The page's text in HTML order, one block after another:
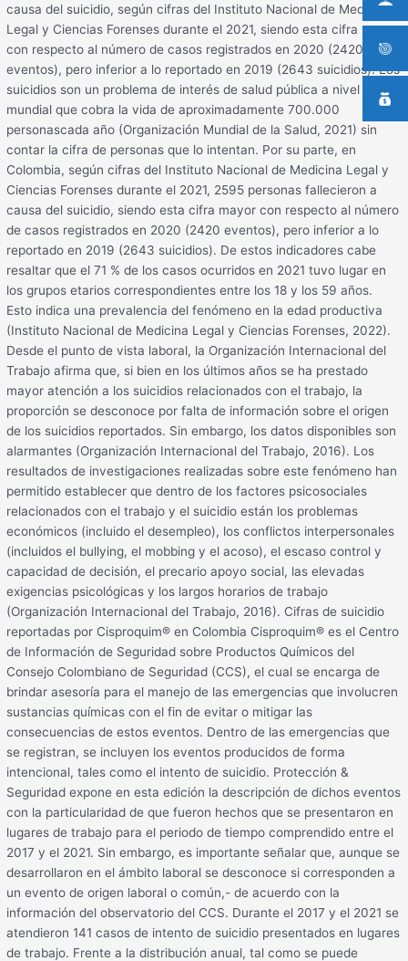
causa del suicidio, según cifras del Instituto Nacional de Medicina
Legal y Ciencias Forenses durante el 2021, siendo esta cifra mayor
con respecto al número de casos registrados en 2020 (2420
eventos), pero inferior a lo reportado en 2019 (2643 suicidios). Los
suicidios son un problema de interés de salud pública a nivel
mundial que cobra la vida de aproximadamente 700.000
personascada año (Organización Mundial de la Salud, 2021) sin
contar la cifra de personas que lo intentan. Por su parte, en
Colombia, según cifras del Instituto Nacional de Medicina Legal y
Ciencias Forenses durante el 2021, 2595 personas fallecieron a
causa del suicidio, siendo esta cifra mayor con respecto al número
de casos registrados en 2020 (2420 eventos), pero inferior a lo
reportado en 2019 (2643 suicidios). De estos indicadores cabe
resaltar que el 71 % de los casos ocurridos en 2021 tuvo lugar en
los grupos etarios correspondientes entre los 18 y los 59 años.
Esto indica una prevalencia del fenómeno en la edad productiva
(Instituto Nacional de Medicina Legal y Ciencias Forenses, 2022).
Desde el punto de vista laboral, la Organización Internacional del
Trabajo afirma que, si bien en los últimos años se ha prestado
mayor atención a los suicidios relacionados con el trabajo, la
proporción se desconoce por falta de información sobre el origen
de los suicidios reportados. Sin embargo, los datos disponibles son
alarmantes (Organización Internacional del Trabajo, 2016). Los
resultados de investigaciones realizadas sobre este fenómeno han
permitido establecer que dentro de los factores psicosociales
relacionados con el trabajo y el suicidio están los problemas
económicos (incluido el desempleo), los conflictos interpersonales
(incluidos el bullying, el mobbing y el acoso), el escaso control y
capacidad de decisión, el precario apoyo social, las elevadas
exigencias psicológicas y los largos horarios de trabajo
(Organización Internacional del Trabajo, 2016). Cifras de suicidio
reportadas por Cisproquim® en Colombia Cisproquim® es el Centro
de Información de Seguridad sobre Productos Químicos del
Consejo Colombiano de Seguridad (CCS), el cual se encarga de
brindar asesoría para el manejo de las emergencias que involucren
sustancias químicas con el fin de evitar o mitigar las
consecuencias de estos eventos. Dentro de las emergencias que
se registran, se incluyen los eventos producidos de forma
intencional, tales como el intento de suicidio. Protección &
Seguridad expone en esta edición la descripción de dichos eventos
con la particularidad de que fueron hechos que se presentaron en
lugares de trabajo para el periodo de tiempo comprendido entre el
2017 y el 2021. Sin embargo, es importante señalar que, aunque se
desarrollaron en el ámbito laboral se desconoce si corresponden a
un evento de origen laboral o común,- de acuerdo con la
información del observatorio del CCS. Durante el 2017 y el 2021 se
atendieron 141 casos de intento de suicidio presentados en lugares
de trabajo. Frente a la distribución anual, tal como se puede